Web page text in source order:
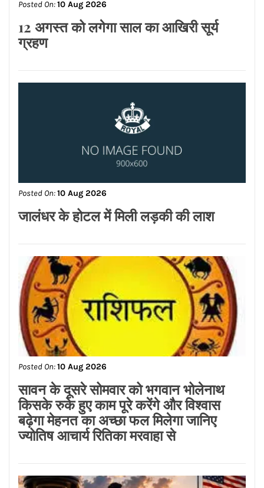
12 अगस्त को लगेगा साल का आखिरी सूर्य
ग्रहण
Posted On:10 Aug 2026
जालंधर के होटल में मिली लड़की की लाश